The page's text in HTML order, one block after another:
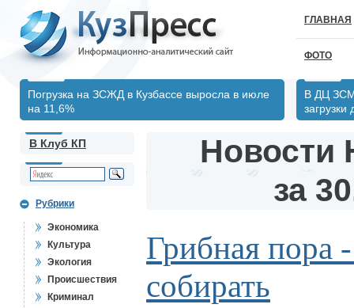
ГЛАВНАЯ
ФОТО
Погрузка на ЗСЖД в Кузбассе выросла в июле
на 11,6%
В ДЦ
В Клуб КП
Рубрики
Экономика
Культура
Экология
Происшествия
Криминал
Новости
за
Грибная пора
собирать